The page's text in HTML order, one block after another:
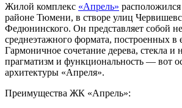
Жилой комплекс «Апрель»
районе Тюмени, в створе улиц
Федюнинского. Он представляет собой
среднеэтажного формата, построенных в
Гармоничное сочетание дерева, стекла и
прагматизм и функциональность — вот
архитектуры «Апреля».
Преимущества ЖК «Апрель»: